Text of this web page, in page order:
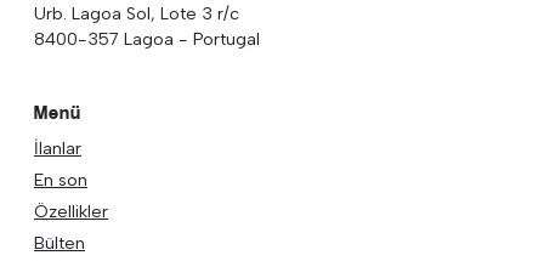
Urb. Lagoa Sol, Lote 3 r/c
8400-357 Lagoa - Portugal
Menü
İlanlar
En son
Özellikler
Bülten